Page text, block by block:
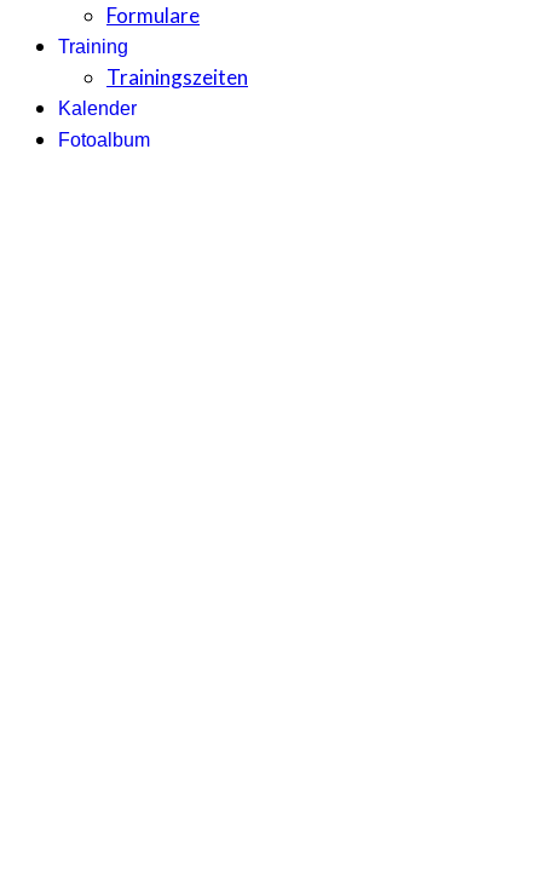
Formulare
Training
Trainingszeiten
Kalender
Fotoalbum